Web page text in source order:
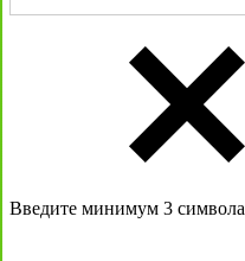
Введите минимум 3 символа